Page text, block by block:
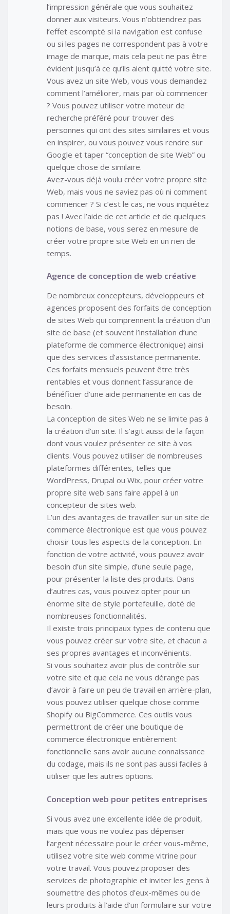
l’impression générale que vous souhaitez
donner aux visiteurs. Vous n’obtiendrez pas
l’effet escompté si la navigation est confuse
ou si les pages ne correspondent pas à votre
image de marque, mais cela peut ne pas être
évident jusqu’à ce qu’ils aient quitté votre site.
Vous avez un site Web, vous vous demandez
comment l’améliorer, mais par où commencer
? Vous pouvez utiliser votre moteur de
recherche préféré pour trouver des
personnes qui ont des sites similaires et vous
en inspirer, ou vous pouvez vous rendre sur
Google et taper “conception de site Web” ou
quelque chose de similaire.
Avez-vous déjà voulu créer votre propre site
Web, mais vous ne saviez pas où ni comment
commencer ? Si c’est le cas, ne vous inquiétez
pas ! Avec l’aide de cet article et de quelques
notions de base, vous serez en mesure de
créer votre propre site Web en un rien de
temps.
Agence de conception de web créative
De nombreux concepteurs, développeurs et
agences proposent des forfaits de conception
de sites Web qui comprennent la création d’un
site de base (et souvent l’installation d’une
plateforme de commerce électronique) ainsi
que des services d’assistance permanente.
Ces forfaits mensuels peuvent être très
rentables et vous donnent l’assurance de
bénéficier d’une aide permanente en cas de
besoin.
La conception de sites Web ne se limite pas à
la création d’un site. Il s’agit aussi de la façon
dont vous voulez présenter ce site à vos
clients. Vous pouvez utiliser de nombreuses
plateformes différentes, telles que
WordPress, Drupal ou Wix, pour créer votre
propre site web sans faire appel à un
concepteur de sites web.
L’un des avantages de travailler sur un site de
commerce électronique est que vous pouvez
choisir tous les aspects de la conception. En
fonction de votre activité, vous pouvez avoir
besoin d’un site simple, d’une seule page,
pour présenter la liste des produits. Dans
d’autres cas, vous pouvez opter pour un
énorme site de style portefeuille, doté de
nombreuses fonctionnalités.
Il existe trois principaux types de contenu que
vous pouvez créer sur votre site, et chacun a
ses propres avantages et inconvénients.
Si vous souhaitez avoir plus de contrôle sur
votre site et que cela ne vous dérange pas
d’avoir à faire un peu de travail en arrière-plan,
vous pouvez utiliser quelque chose comme
Shopify ou BigCommerce. Ces outils vous
permettront de créer une boutique de
commerce électronique entièrement
fonctionnelle sans avoir aucune connaissance
du codage, mais ils ne sont pas aussi faciles à
utiliser que les autres options.
Conception web pour petites entreprises
Si vous avez une excellente idée de produit,
mais que vous ne voulez pas dépenser
l’argent nécessaire pour le créer vous-même,
utilisez votre site web comme vitrine pour
votre travail. Vous pouvez proposer des
services de photographie et inviter les gens à
soumettre des photos d’eux-mêmes ou de
leurs produits à l’aide d’un formulaire sur votre